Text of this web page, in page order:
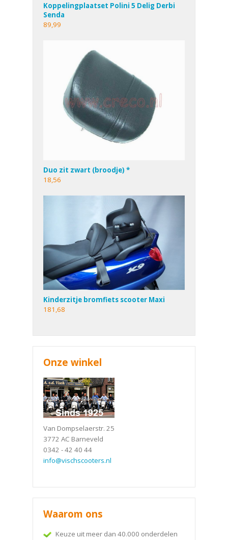
Koppelingplaatset Polini 5 Delig Derbi
Senda
89,99
Duo zit zwart (broodje) *
18,56
Kinderzitje bromfiets scooter Maxi
181,68
Onze winkel
Van Dompselaerstr. 25
3772 AC Barneveld
0342 - 42 40 44
info@vischscooters.nl
Waarom ons
Keuze uit meer dan 40.000 onderdelen